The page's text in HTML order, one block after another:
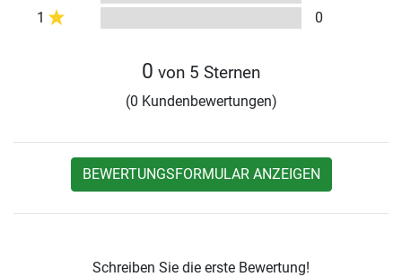
1
0
0 von 5 Sternen
(0 Kundenbewertungen)
BEWERTUNGSFORMULAR ANZEIGEN
Schreiben Sie die erste Bewertung!